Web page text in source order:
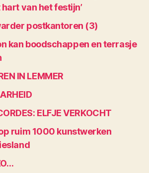
van het festijn’
postkantoren (3)
kan boodschappen en terrasje
IN LEMMER
ELFJE VERKOCHT
ruim 1000 kunstwerken